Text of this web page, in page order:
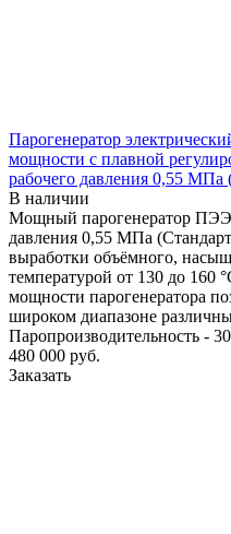
Парогенератор
мощности с плавной
рабочего давления 0,55 МПа
В наличии
Мощный парогенератор ПЭЭ-
давления 0,55 МПа
выработки объёмного,
температурой от 130 до 160
мощности парогенератора
широком диапазоне
Паропроизводительность -
480 000 руб.
Заказать